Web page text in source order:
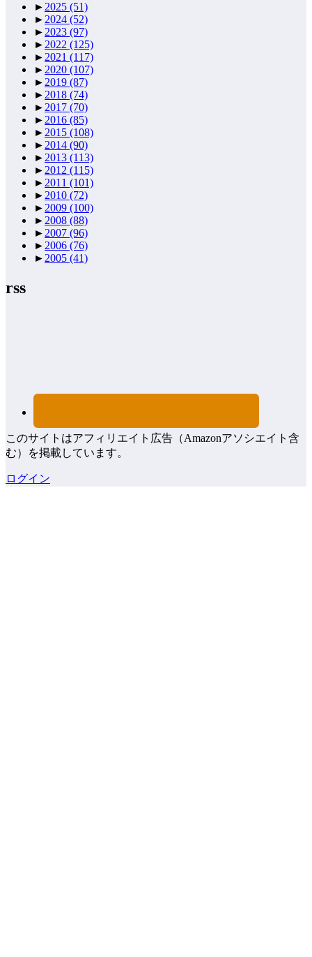
► 2025 (51)
► 2024 (52)
► 2023 (97)
► 2022 (125)
► 2021 (117)
► 2020 (107)
► 2019 (87)
► 2018 (74)
► 2017 (70)
► 2016 (85)
► 2015 (108)
► 2014 (90)
► 2013 (113)
► 2012 (115)
► 2011 (101)
► 2010 (72)
► 2009 (100)
► 2008 (88)
► 2007 (96)
► 2006 (76)
► 2005 (41)
rss
このサイトはアフィリエイト広告（Amazonアソシエイト含
む）を掲載しています。
ログイン